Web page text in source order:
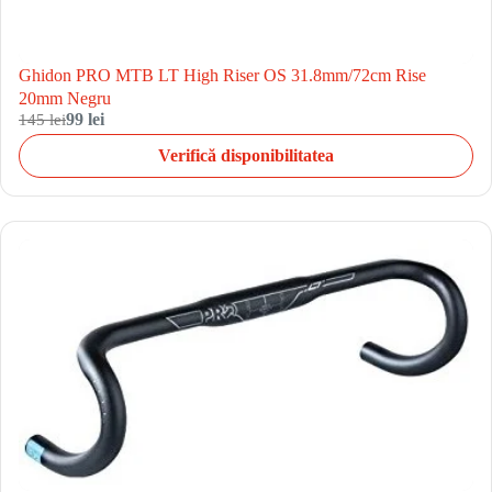
Ghidon PRO MTB LT High Riser OS 31.8mm/72cm Rise
20mm Negru
145 lei99 lei
Verifică disponibilitatea